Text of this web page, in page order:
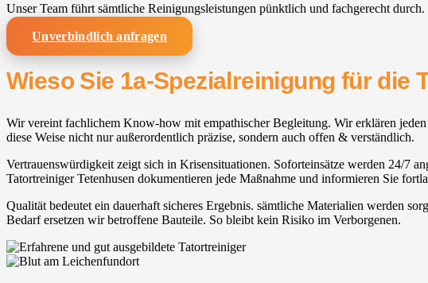
Unser Team führt sämtliche Reinigungsleistungen pünktlich und fachgerecht durch.
Unverbindlich anfragen
Wieso Sie 1a-Spezialreinigung für die
Wir vereint fachlichem Know-how mit empathischer Begleitung. Wir erklären
diese Weise nicht nur außerordentlich präzise, sondern auch offen & verständlich.
Vertrauenswürdigkeit zeigt sich in Krisensituationen. Soforteinsätze werden 24/7
Tatortreiniger Tetenhusen dokumentieren jede Maßnahme und informieren Sie
Qualität bedeutet ein dauerhaft sicheres Ergebnis. sämtliche Materialien werden
Bedarf ersetzen wir betroffene Bauteile. So bleibt kein Risiko im Verborgenen.